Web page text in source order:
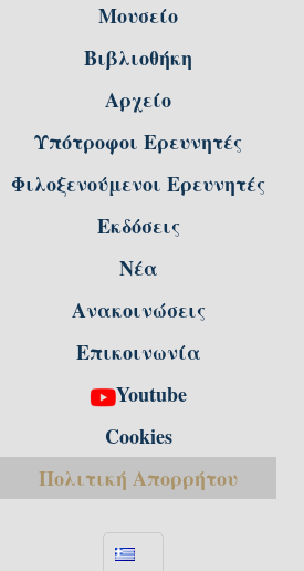
Μουσείο
Βιβλιοθήκη
Αρχείο
Υπότροφοι Ερευνητές
Φιλοξενούμενοι Ερευνητές
Εκδόσεις
Νέα
Ανακοινώσεις
Επικοινωνία
Youtube
Cookies
Πολιτική Απορρήτου